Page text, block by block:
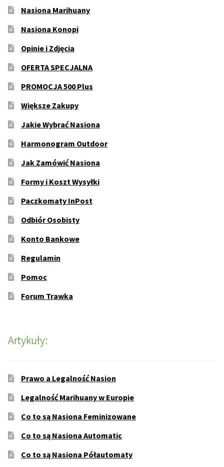
Nasiona Marihuany
Nasiona Konopi
Opinie i Zdjęcia
OFERTA SPECJALNA
PROMOCJA 500 Plus
Większe Zakupy
Jakie Wybrać Nasiona
Harmonogram Outdoor
Jak Zamówić Nasiona
Formy i Koszt Wysyłki
Paczkomaty InPost
Odbiór Osobisty
Konto Bankowe
Regulamin
Pomoc
Forum Trawka
Artykuły:
Prawo a Legalność Nasion
Legalność Marihuany w Europie
Co to są Nasiona Feminizowane
Co to są Nasiona Automatic
Co to są Nasiona Półautomaty